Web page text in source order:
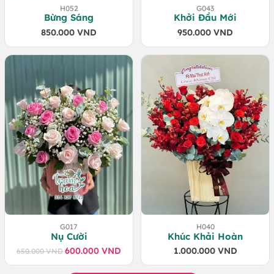
H052
Bừng Sáng
850.000 VND
G043
Khởi Đầu Mới
950.000 VND
G017
Nụ Cười
650.000VND Giá
gốc
600.000VND
Giá
hiện
H040
Khúc Khải Hoàn
1.000.000 VND